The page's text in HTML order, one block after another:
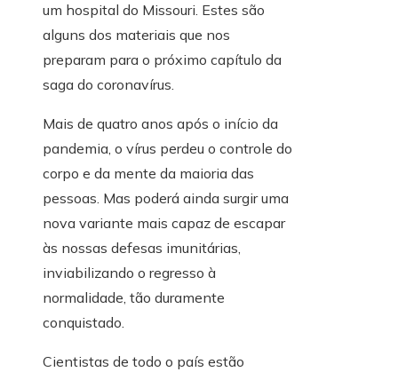
um hospital do Missouri. Estes são
alguns dos materiais que nos
preparam para o próximo capítulo da
saga do coronavírus.
Mais de quatro anos após o início da
pandemia, o vírus perdeu o controle do
corpo e da mente da maioria das
pessoas. Mas poderá ainda surgir uma
nova variante mais capaz de escapar
às nossas defesas imunitárias,
inviabilizando o regresso à
normalidade, tão duramente
conquistado.
Cientistas de todo o país estão